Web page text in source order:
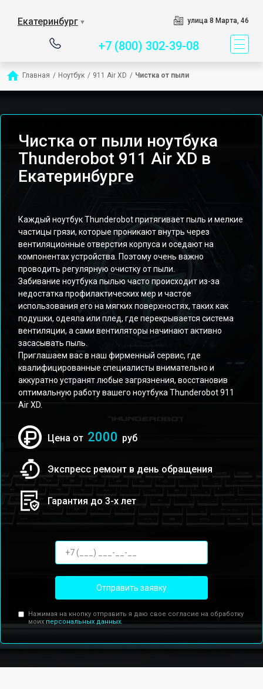
Екатеринбург ▼ улица 8 Марта, 46
+7 (800) 302-39-08
Главная / Ноутбук / 911 Air XD / Чистка от пыли
Чистка от пыли ноутбука
Thunderobot 911 Air XD в
Екатеринбурге
Каждый ноутбук Thunderobot притягивает пыль и мелкие
частицы грязи, которые проникают внутрь через
вентиляционные отверстия корпуса и оседают на
компонентах устройства. Поэтому очень важно
проводить регулярную очистку от пыли.
Забивание ноутбука пылью часто происходит из-за
недостатка профилактических мер и частое
использования его на мягких поверхностях, таких как
подушки, одеяла или плед, где перекрывается система
вентиляции, а сами вентиляторы начинают активно
засасывать пыль.
Приглашаем вас в наш фирменный сервис, где
квалифицированные специалисты внимательно и
аккуратно устранят любые загрязнения, восстановив
оптимальную работу вашего ноутбука Thunderobot 911
Air XD.
Цена от 2000 руб
Экспресс ремонт в день обращения
Гарантия до 3-х лет
Отправить заявку
Нажимая на кнопку отправить я даю свое согласие на обработку
моих персональных данных.